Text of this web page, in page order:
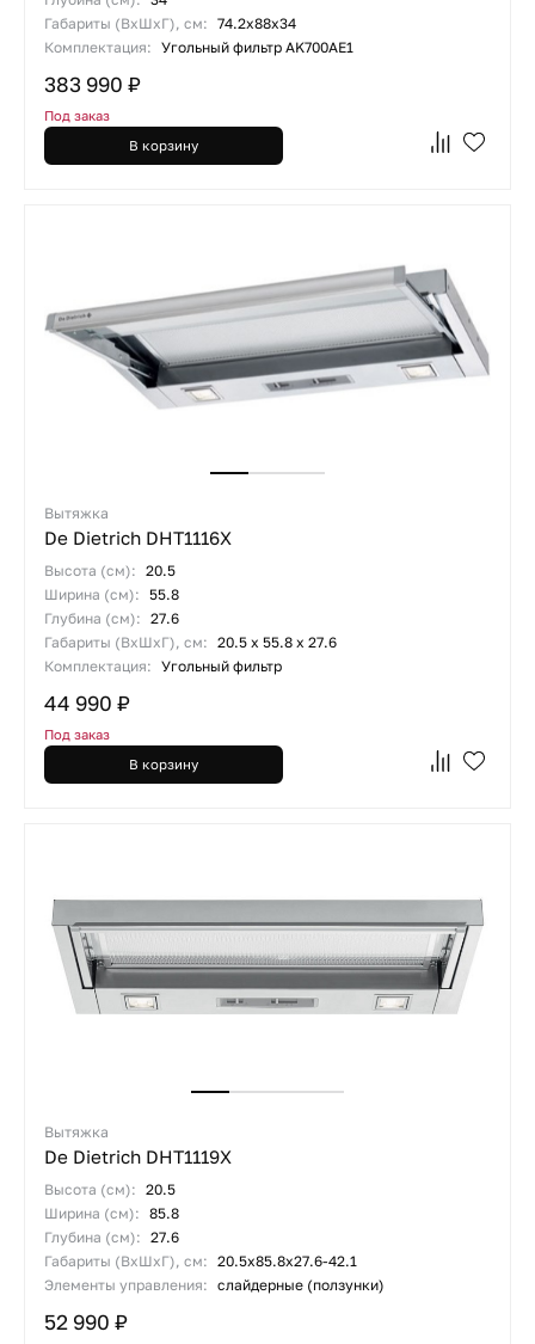
Габариты (ВхШхГ), см: 74.2x88x34
Комплектация: Угольный фильтр AK700AE1
383 990 ₽
Под заказ
В корзину
Вытяжка
De Dietrich DHT1116X
Высота (см): 20.5
Ширина (см): 55.8
Глубина (см): 27.6
Габариты (ВхШхГ), см: 20.5 x 55.8 x 27.6
Комплектация: Угольный фильтр
44 990 ₽
Под заказ
В корзину
Вытяжка
De Dietrich DHT1119X
Высота (см): 20.5
Ширина (см): 85.8
Глубина (см): 27.6
Габариты (ВхШхГ), см: 20.5х85.8х27.6-42.1
Элементы управления: слайдерные (ползунки)
52 990 ₽